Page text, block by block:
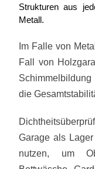
Strukturen aus
Metall.
Im Falle von
Fall von
die
Garage als
nutzen, um